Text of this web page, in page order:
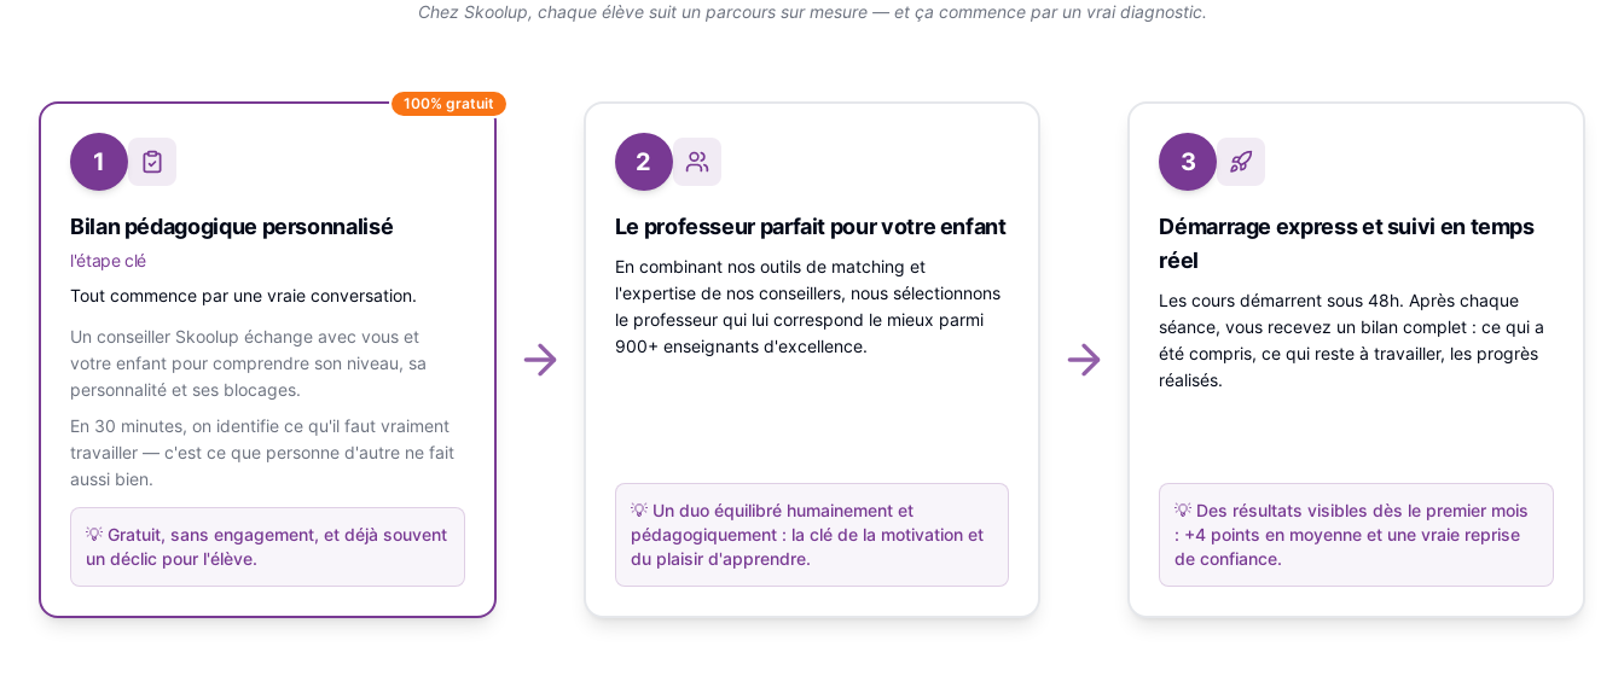
Chez Skoolup, chaque élève suit un parcours sur mesure — et ça commence par un vrai diagnostic.
100% gratuit
1
Bilan pédagogique personnalisé
l'étape clé
Tout commence par une vraie conversation.
Un conseiller Skoolup échange avec vous et
votre enfant pour comprendre son niveau, sa
personnalité et ses blocages.
En 30 minutes, on identifie ce qu'il faut vraiment
travailler — c'est ce que personne d'autre ne fait
aussi bien.
💡 Gratuit, sans engagement, et déjà souvent
un déclic pour l'élève.
2
Le professeur parfait pour votre enfant
En combinant nos outils de matching et
l'expertise de nos conseillers, nous sélectionnons
le professeur qui lui correspond le mieux parmi
900+ enseignants d'excellence.
💡 Un duo équilibré humainement et
pédagogiquement : la clé de la motivation et
du plaisir d'apprendre.
3
Démarrage express et suivi en temps
réel
Les cours démarrent sous 48h. Après chaque
séance, vous recevez un bilan complet : ce qui a
été compris, ce qui reste à travailler, les progrès
réalisés.
💡 Des résultats visibles dès le premier mois
: +4 points en moyenne et une vraie reprise
de confiance.